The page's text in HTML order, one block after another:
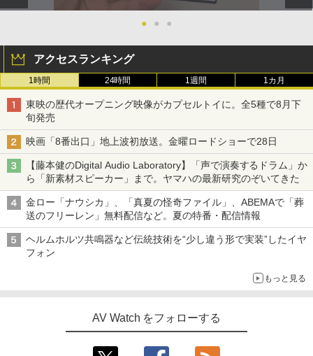
● ● ●
アクセスランキング
1時間 24時間 1週間 1カ月
東映の歴代オープニング映像がカプセルトイに。全5種で8月下
旬発売
映画「8番出口」地上波初放送。金曜ロードショーで28日
【藤本健のDigital Audio Laboratory】「声で演奏するドラム」か
ら「新素材スピーカー」まで。ヤマハの最新研究のぞいてきた
金ロー「ナウシカ」、「真夏の怪奇ファイル」、ABEMAで「葬
送のフリーレン」無料配信など。夏の特番・配信情報
ヘルムホルツ共鳴器など伝統技術を“少し違う形で実装”したイヤ
フォン
もっと見る
AV Watch をフォローする